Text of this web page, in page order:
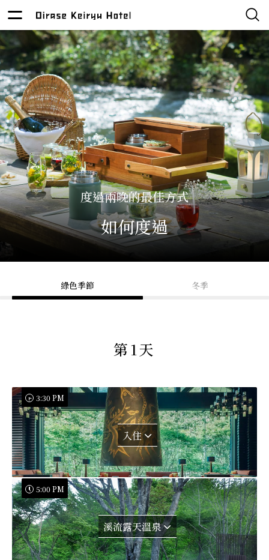
度過兩晚的最佳方式
如何度過
綠色季節 冬季
第1天
入住
3:30 PM
溪流露天溫泉
5:00 PM